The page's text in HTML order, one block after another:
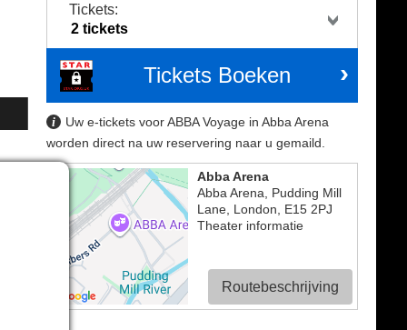
Tickets:
Tickets Boeken
Uw e-tickets voor ABBA Voyage in Abba Arena
worden direct na uw reservering naar u gemaild.
Abba Arena
Abba Arena, Pudding Mill
Lane London
E15 2PJ
Theater informatie
Routebeschrijving